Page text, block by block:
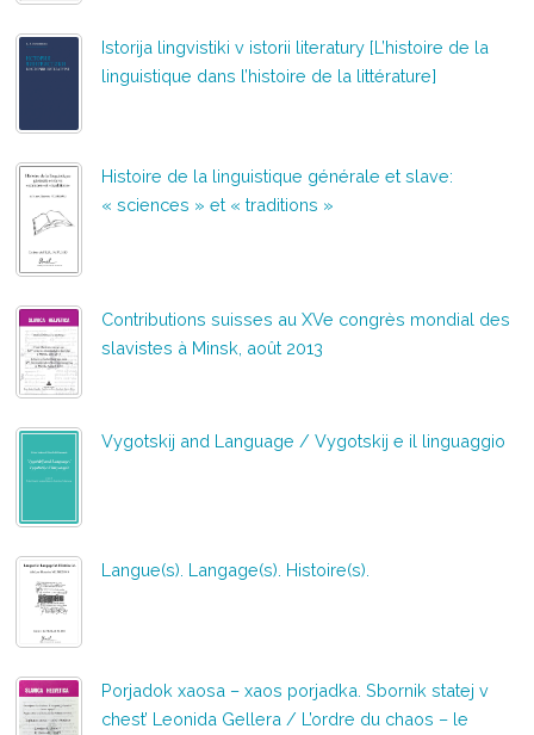
Istorija lingvistiki v istorii literatury [L’histoire de la
linguistique dans l’histoire de la littérature]
Histoire de la linguistique générale et slave:
« sciences » et « traditions »
Contributions suisses au XVe congrès mondial des
slavistes à Minsk, août 2013
Vygotskij and Language / Vygotskij e il linguaggio
Langue(s). Langage(s). Histoire(s).
Porjadok xaosa – xaos porjadka. Sbornik statej v
chest’ Leonida Gellera / L’ordre du chaos – le